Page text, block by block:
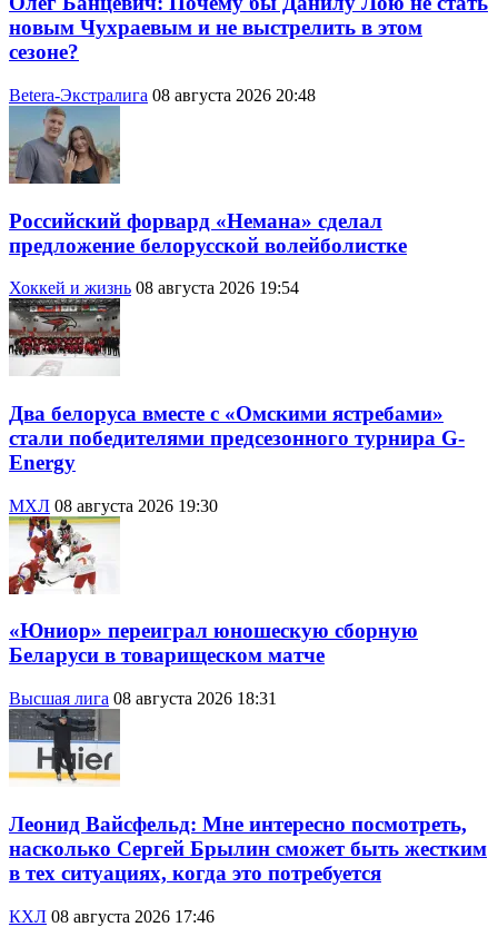
новым Чухраевым и не выстрелить в этом
сезоне?
Betera-Экстралига 08 августа 2026 20:48
Российский форвард «Немана» сделал
предложение белорусской волейболистке
Хоккей и жизнь 08 августа 2026 19:54
Два белоруса вместе с «Омскими ястребами»
стали победителями предсезонного турнира G-
Energy
МХЛ 08 августа 2026 19:30
«Юниор» переиграл юношескую сборную
Беларуси в товарищеском матче
Высшая лига 08 августа 2026 18:31
Леонид Вайсфельд: Мне интересно посмотреть,
насколько Сергей Брылин сможет быть жестким
в тех ситуациях, когда это потребуется
КХЛ 08 августа 2026 17:46